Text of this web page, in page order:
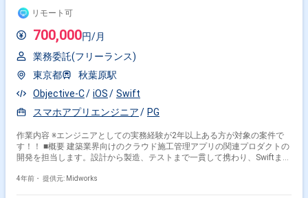
リモート可
700,000円/月
業務委託(フリーランス)
東京都
秋葉原駅
Objective-C
iOS
Swift
スマホアプリエンジニア
PG
作業内容 ※エンジニアとしての実務経験が2年以上ある方が対象の案件で
す！！ ■概要 建築業界向けのクラウド施工管理アプリの関連プロダクトの
開発を担当します。設計から製造、テストまで一貫して携わり、Swiftまた
具体的な業務内容 ・図面管理アプリの設計、製造、テスト対応 ・Swiftま
4年前・ 提供元: Midworks